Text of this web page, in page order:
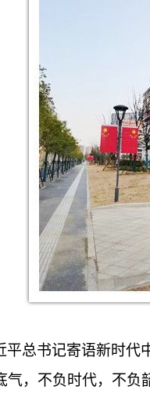
平总书记寄语新时代
气，不负时代，不负